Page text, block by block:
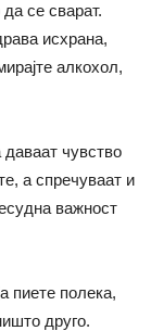
се сварат.
исхрана,
алкохол,
чувство
а спречуваат и
важност
пиете полека,
друго.